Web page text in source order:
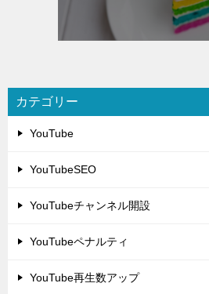
カテゴリー
YouTube
YouTubeSEO
YouTubeチャンネル開設
YouTubeペナルティ
YouTube再生数アップ